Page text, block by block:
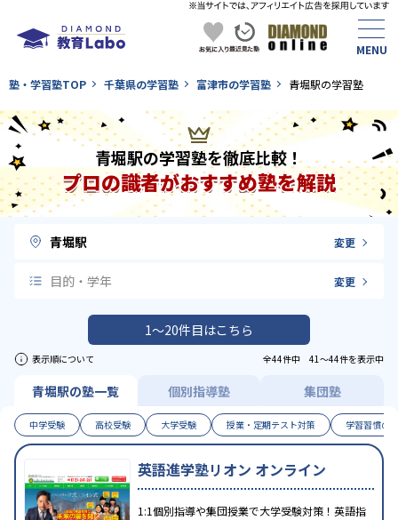
塾・学習塾TOP 千葉県の学習塾 富津市の学習塾 青堀駅の学習塾
青堀駅の学習塾を徹底比較！
プロの識者がおすすめ塾を解説
青堀駅 変更
目的・学年 変更
1〜20件目はこちら
表示順について 全44件中 41〜44件を表示中
青堀駅の塾一覧 個別指導塾 集団塾
中学受験 高校受験 大学受験 授業・定期テスト対策 学習習慣の
英語進学塾リオン オンライン
1:1個別指導や集団授業で大学受験対策！英語指